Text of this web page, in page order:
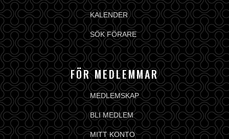
KALENDER
SÖK FÖRARE
FÖR MEDLEMMAR
MEDLEMSKAP
BLI MEDLEM
MITT KONTO